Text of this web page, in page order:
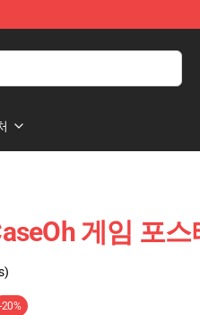
게임 포스
-20%